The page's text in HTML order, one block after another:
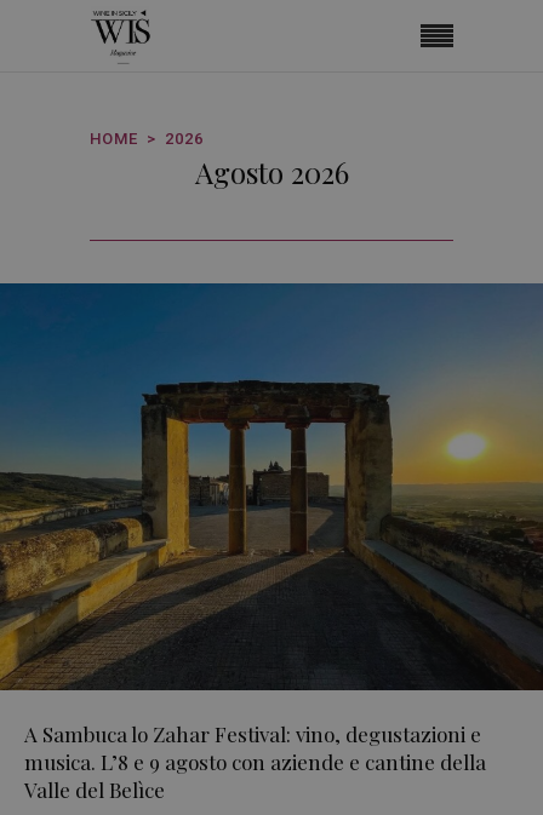
HOME 2026
Agosto 2026
A Sambuca lo Zahar Festival: vino, degustazioni e
musica. L’8 e 9 agosto con aziende e cantine della
Valle del Belìce